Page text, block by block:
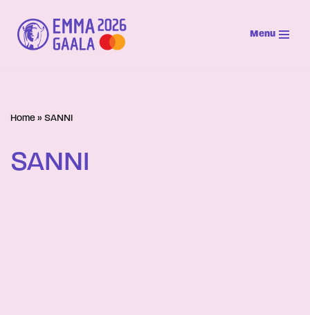
Siirry
suoraan
Menu
Home » SANNI
SANNI